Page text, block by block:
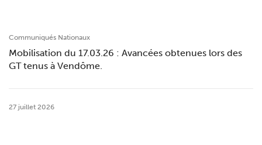
Communiqués Nationaux
Mobilisation du 17.03.26 : Avancées obtenues lors des
GT tenus à Vendôme.
27 juillet 2026